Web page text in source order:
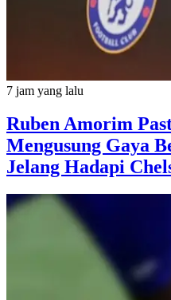
7 jam yang lalu
Ruben Amorim
Mengusung Gaya
Jelang Hadapi